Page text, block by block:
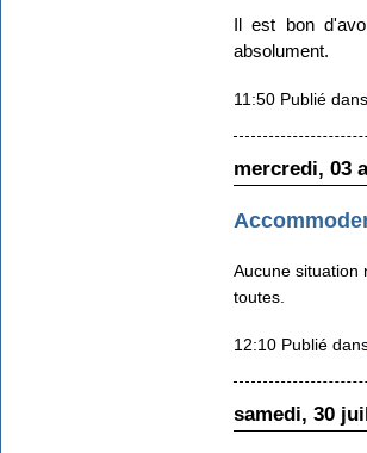
Il est bon
absolument.
11:50 Publié dans
mercredi, 03
Aucune situation
toutes.
12:10 Publié
samedi, 30